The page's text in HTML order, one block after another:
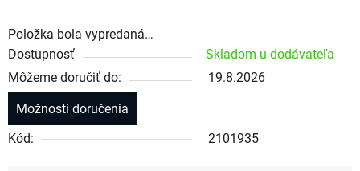
Položka bola vypredaná…
Dostupnosť
Skladom u dodávateľa
Môžeme doručiť do:
19.8.2026
Možnosti doručenia
Kód:
2101935